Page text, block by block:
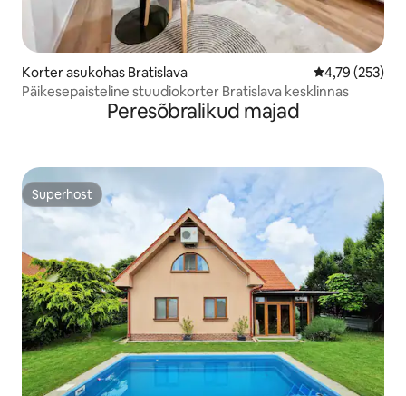
Korter asukohas Bratislava Keskmine
4,79 (253)
Päikesepaisteline stuudiokorter Bratislava kesklinnas
Peresõbralikud majad
Superhost
Superhost